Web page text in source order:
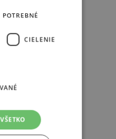
CIELENIE